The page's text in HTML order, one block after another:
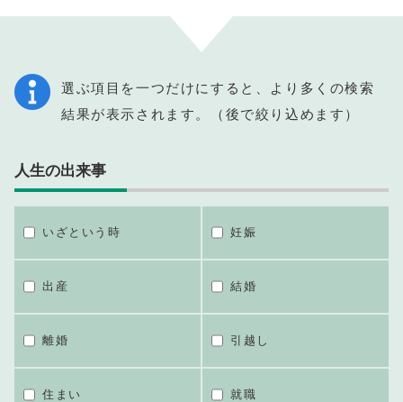
選ぶ項目を一つだけにすると、より多くの検索
結果が表示されます。（後で絞り込めます）
人生の出来事
いざという時 妊娠
出産 結婚
離婚 引越し
住まい 就職